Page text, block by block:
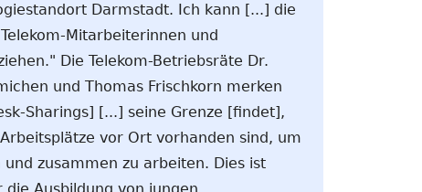
Darmstadt. Ich kann [...] die
Mitarbeiterinnen und
Die Telekom-Betriebsräte Dr.
und Thomas Frischkorn merken
Sharings] [...] seine Grenze [findet],
vor Ort vorhanden sind, um
zusammen zu arbeiten. Dies ist